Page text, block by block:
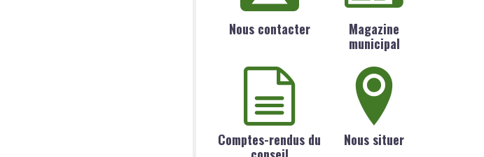
Nous contacter
Magazine
municipal
Comptes-rendus du
Nous situer